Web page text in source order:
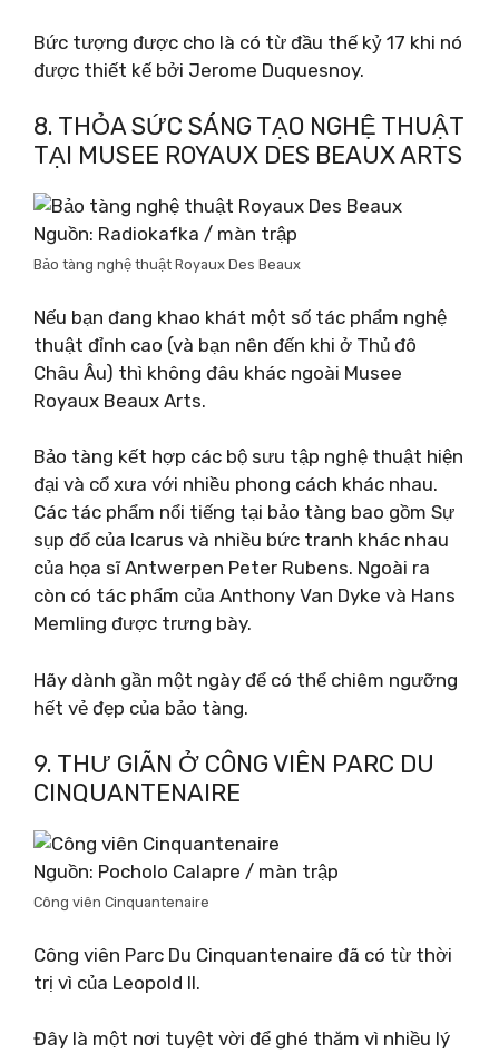
Bức tượng được cho là có từ đầu thế kỷ 17 khi nó
được thiết kế bởi Jerome Duquesnoy.
8. THỎA SỨC SÁNG TẠO NGHỆ THUẬT
TẠI MUSEE ROYAUX DES BEAUX ARTS
Nguồn: Radiokafka / màn trập
Bảo tàng nghệ thuật Royaux Des Beaux
Nếu bạn đang khao khát một số tác phẩm nghệ
thuật đỉnh cao (và bạn nên đến khi ở Thủ đô
Châu Âu) thì không đâu khác ngoài Musee
Royaux Beaux Arts.
Bảo tàng kết hợp các bộ sưu tập nghệ thuật hiện
đại và cổ xưa với nhiều phong cách khác nhau.
Các tác phẩm nổi tiếng tại bảo tàng bao gồm Sự
sụp đổ của Icarus và nhiều bức tranh khác nhau
của họa sĩ Antwerpen Peter Rubens. Ngoài ra
còn có tác phẩm của Anthony Van Dyke và Hans
Memling được trưng bày.
Hãy dành gần một ngày để có thể chiêm ngưỡng
hết vẻ đẹp của bảo tàng.
9. THƯ GIÃN Ở CÔNG VIÊN PARC DU
CINQUANTENAIRE
Nguồn: Pocholo Calapre / màn trập
Công viên Cinquantenaire
Công viên Parc Du Cinquantenaire đã có từ thời
trị vì của Leopold II.
Đây là một nơi tuyệt vời để ghé thăm vì nhiều lý